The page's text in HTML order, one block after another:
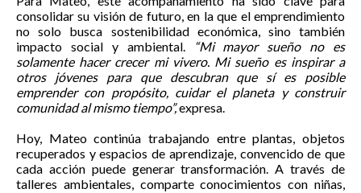
consolidar su visión de futuro, en la que el emprendimiento
no solo busca sostenibilidad económica, sino también
impacto social y ambiental.
“Mi mayor sueño no es
solamente hacer crecer mi vivero. Mi sueño es inspirar a
otros jóvenes para que descubran que sí es posible
emprender con propósito, cuidar el planeta y construir
comunidad al mismo tiempo”,expresa.
Hoy, Mateo continúa trabajando entre plantas, objetos
recuperados y espacios de aprendizaje, convencido de que
cada acción puede generar transformación. A través de
talleres ambientales, comparte conocimientos con niñas,